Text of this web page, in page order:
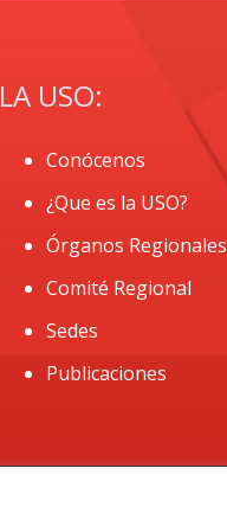
LA USO:
Conócenos
¿Que es la USO?
Órganos Regionales
Comité Regional
Sedes
Publicaciones